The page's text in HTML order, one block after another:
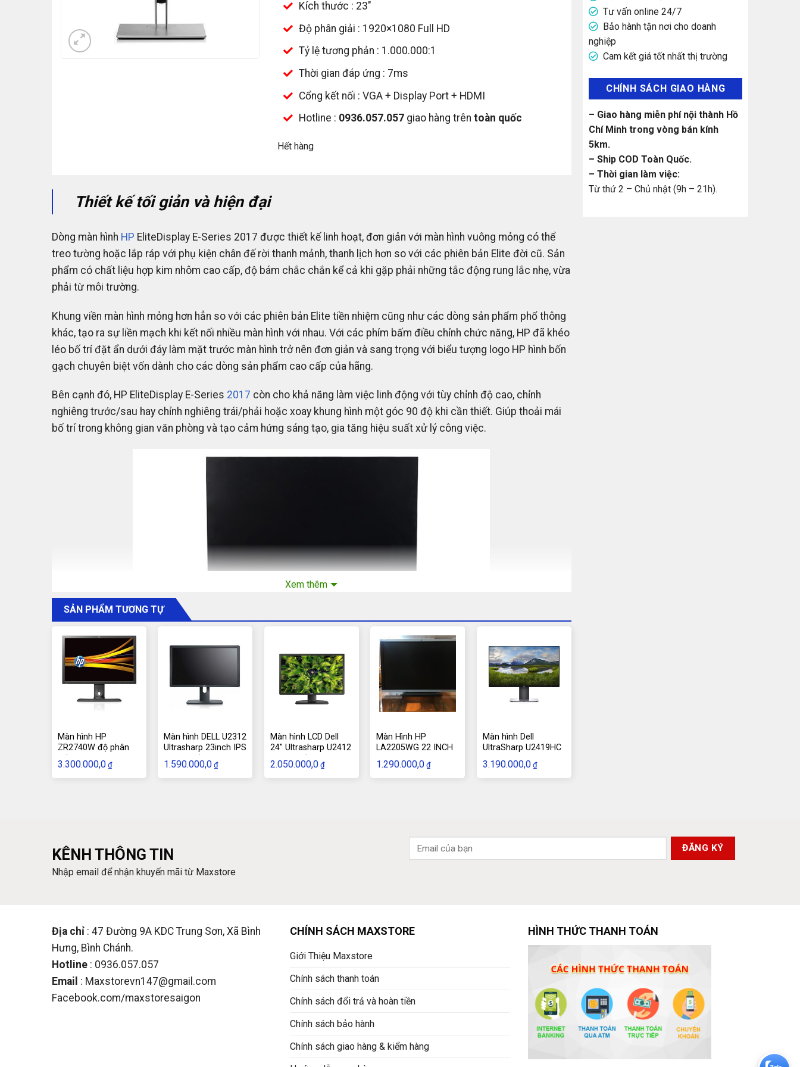
Kích thước : 23″
Độ phân giải : 1920×1080 Full HD
Tỷ lệ tương phản : 1.000.000:1
Thời gian đáp ứng : 7ms
Cổng kết nối : VGA + Display Port + HDMI
Hotline : 0936.057.057giao hàng trên toàn quốc
Hết hàng
Thiết kế tối giản và hiện đại
Dòng màn hình HP EliteDisplay E-Series 2017 được thiết kế linh hoạt, đơn giản với màn hình vuông mỏng có thể
treo tường hoặc lắp ráp với phụ kiện chân đế rời thanh mảnh, thanh lịch hơn so với các phiên bản Elite đời cũ. Sản
phẩm có chất liệu hợp kim nhôm cao cấp, độ bám chắc chắn kể cả khi gặp phải những tắc động rung lắc nhẹ, vừa
phải từ môi trường.
Khung viền màn hình mỏng hơn hẳn so với các phiên bản Elite tiền nhiệm cũng như các dòng sản phẩm phổ thông
khác, tạo ra sự liền mạch khi kết nối nhiều màn hình với nhau. Với các phím bấm điều chỉnh chức năng, HP đã khéo
léo bố trí đặt ẩn dưới đáy làm mặt trước màn hình trở nên đơn giản và sang trọng với biểu tượng logo HP hình bốn
gạch chuyên biệt vốn dành cho các dòng sản phẩm cao cấp của hãng.
Bên cạnh đó, HP EliteDisplay E-Series 2017 còn cho khả năng làm việc linh động với tùy chỉnh độ cao, chỉnh
nghiêng trước/sau hay chỉnh nghiêng trái/phải hoặc xoay khung hình một góc 90 độ khi cần thiết. Giúp thoải mái
bố trí trong không gian văn phòng và tạo cảm hứng sáng tạo, gia tăng hiệu suất xử lý công việc.
Xem thêm
SẢN PHẨM TƯƠNG TỰ
Màn hình HP
ZR2740W độ phân
giải 2K IPS
3.300.000,0 ₫
Màn hình DELL U2312
Ultrasharp 23inch IPS
chuyên đồ họa
1.590.000,0 ₫
Màn hình LCD Dell
24″ Ultrasharp U2412
chuyên đồ họa
2.050.000,0 ₫
Màn Hình HP
LA2205WG 22 INCH
1.290.000,0 ₫
Màn hình Dell
UltraSharp U2419HC
24″ IPS
3.190.000,0 ₫
Tư vấn online 24/7
Bảo hành tận nơi cho doanh
nghiệp
Cam kết giá tốt nhất thị trường
CHÍNH SÁCH GIAO HÀNG
– Giao hàng miễn phí nội thành Hồ
Chí Minh trong vòng bán kính
5km.
– Ship COD Toàn Quốc.
– Thời gian làm việc:
Từ thứ 2 – Chủ nhật (9h – 21h).
KÊNH THÔNG TIN
Nhập email để nhận khuyến mãi từ Maxstore
Địa chỉ : 47 Đường 9A KDC Trung Sơn, Xã Bình
Hưng, Bình Chánh.
Hotline : 0936.057.057
Email : Maxstorevn147@gmail.com
Facebook.com/maxstoresaigon
CHÍNH SÁCH MAXSTORE
Giới Thiệu Maxstore
Chính sách thanh toán
Chính sách đổi trả và hoàn tiền
Chính sách bảo hành
Chính sách giao hàng & kiểm hàng
HÌNH THỨC THANH TOÁN